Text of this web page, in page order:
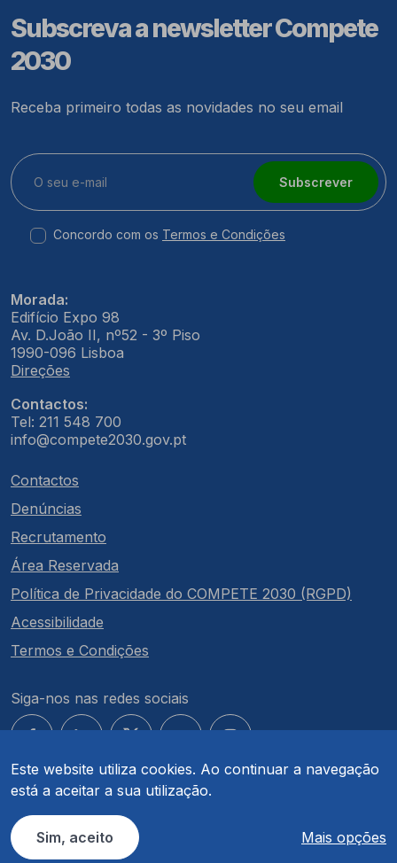
Este website utiliza cookies. Ao continuar a navegação
está a aceitar a sua utilização.
Sim, aceito Mais opções
Subscreva a newsletter Compete
2030
Receba primeiro todas as novidades no seu email
Subscrever
Concordo com os Termos e Condições
Morada:
Edifício Expo 98
Av. D.João II, nº52 - 3º Piso
1990-096 Lisboa
Direções
Contactos:
Tel: 211 548 700
info@compete2030.gov.pt
Contactos
Denúncias
Recrutamento
Área Reservada
Política de Privacidade do COMPETE 2030 (RGPD)
Acessibilidade
Termos e Condições
Siga-nos nas redes sociais
© COMPETE 2030. Todos os direitos reservados.